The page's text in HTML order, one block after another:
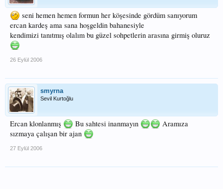
seni hemen hemen formun her köşesinde gördüm sanıyorum
ercan kardeş ama sana hoşgeldin bahanesiyle
kendimizi tanıtmış olalım bu güzel sohpetlerin arasına girmiş oluruz
26 Eylül 2006
smyrna
Sevil Kurtoğlu
Ercan klonlanmış Bu sahtesi inanmayın
Aramıza
sızmaya çalışan bir ajan
27 Eylül 2006